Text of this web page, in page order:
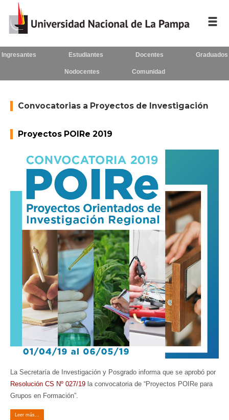
La UNLPam
Consejo Superior
Rectorado / Secretarías
Contacto
Seguínosen:
Ingresantes Estudiantes Docentes Graduados
Nodocentes Comunidad
Convocatorias a Proyectos de Investigación
Proyectos POIRe 2019
La Secretaría de Investigación y Posgrado informa que se aprobó por
Resolución CS Nº 027/19 la convocatoria de “Proyectos POIRe para
Grupos en Formación”.
Leer más...